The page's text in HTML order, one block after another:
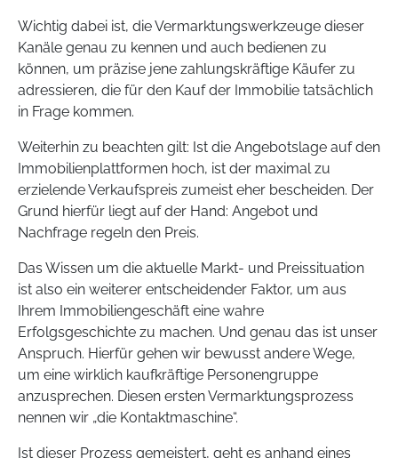
Wichtig dabei ist, die Vermarktungswerkzeuge dieser
Kanäle genau zu kennen und auch bedienen zu
können, um präzise jene zahlungskräftige Käufer zu
adressieren, die für den Kauf der Immobilie tatsächlich
in Frage kommen.
Weiterhin zu beachten gilt: Ist die Angebotslage auf den
Immobilienplattformen hoch, ist der maximal zu
erzielende Verkaufspreis zumeist eher bescheiden. Der
Grund hierfür liegt auf der Hand: Angebot und
Nachfrage regeln den Preis.
Das Wissen um die aktuelle Markt- und Preissituation
ist also ein weiterer entscheidender Faktor, um aus
Ihrem Immobiliengeschäft eine wahre
Erfolgsgeschichte zu machen. Und genau das ist unser
Anspruch. Hierfür gehen wir bewusst andere Wege,
um eine wirklich kaufkräftige Personengruppe
anzusprechen. Diesen ersten Vermarktungsprozess
nennen wir „die Kontaktmaschine“.
Ist dieser Prozess gemeistert, geht es anhand eines